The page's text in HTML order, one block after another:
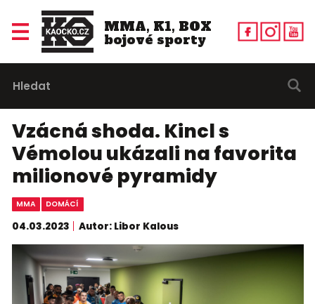
MMA, K1, BOX
bojové sporty
Vzácná shoda. Kincl s
Vémolou ukázali na favorita
milionové pyramidy
MMA DOMÁCÍ
04.03.2023 Autor: Libor Kalous